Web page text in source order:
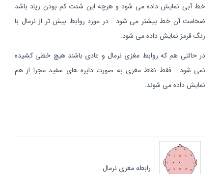
خط آبی نمایش داده می شود و هرچه این شدت کم بودن زیاد باشد
ضخامت آن خط بیشتر می شود . در مورد روابط بیش تر از نرمال با
رنگ قرمز نمایش داده می شود.
در حالتی هم که روابط مغزی نرمال و عادی باشند هیچ خطی کشیده
نمی شود . فقط نقاط مغزی به صورت دایره های سفید مجزا از هم
نمایش داده می شوند.
رابطه مغزی نرمال